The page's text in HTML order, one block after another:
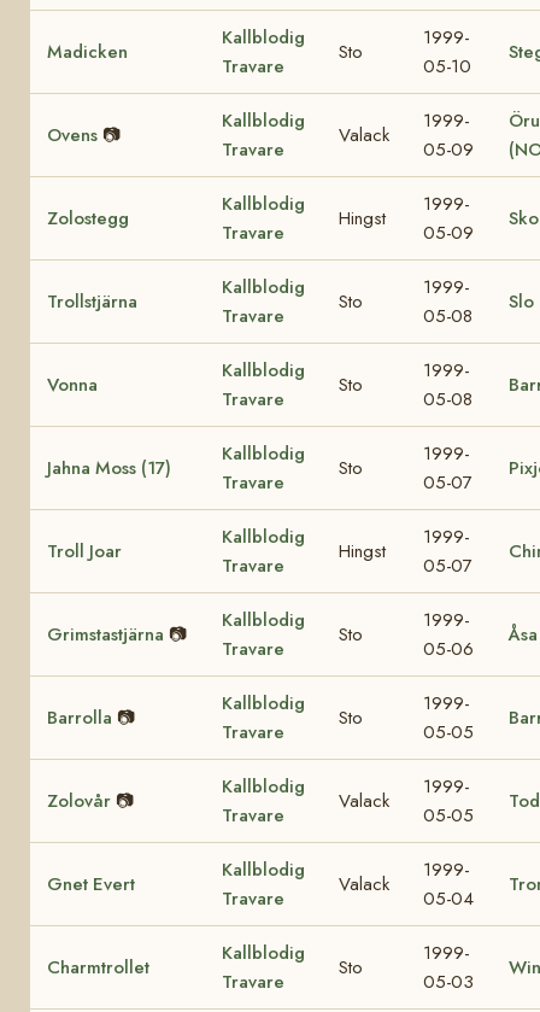
Madicken
Kallblodig
Travare
Sto
1999-
05-10
Ovens 📷
Kallblodig
Travare
Valack
1999-
05-09
Zolostegg
Kallblodig
Travare
Hingst
1999-
05-09
Trollstjärna
Kallblodig
Travare
Sto
1999-
05-08
Slo
Vonna
Kallblodig
Travare
Sto
1999-
05-08
Jahna Moss (17)
Kallblodig
Travare
Sto
1999-
05-07
Troll Joar
Kallblodig
Travare
Hingst
1999-
05-07
Grimstastjärna 📷
Kallblodig
Travare
Sto
1999-
05-06
Barrolla 📷
Kallblodig
Travare
Sto
1999-
05-05
Zolovår 📷
Kallblodig
Travare
Valack
1999-
05-05
Gnet Evert
Kallblodig
Travare
Valack
1999-
05-04
Charmtrollet
Kallblodig
Travare
Sto
1999-
05-03